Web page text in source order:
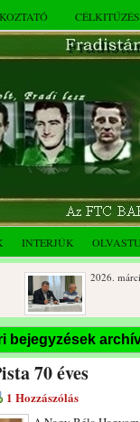
INTERJÚK
2026. márciusi összejövetel
Dálnoki József 90 éves
bejegyzések
70 éves
1 Hozzászólás